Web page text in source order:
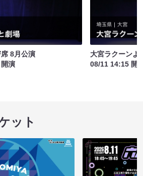
8月公演
演
大宮ラクーンよ
08/11 14:15 開
ット